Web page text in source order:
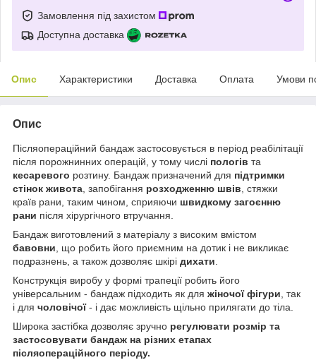
Замовлення під захистом
Доступна доставка
Опис Характеристики Доставка Оплата Умови
Опис
Післяопераційний бандаж застосовується в період реабілітації
після порожнинних операцій, у тому числі пологів та
кесаревого розтину. Бандаж призначений для підтримки
стінок живота , запобігання розходженню швів , стяжки
країв рани, таким чином, сприяючи швидкому загоєнню
рани після хірургічного втручання.
Бандаж виготовлений з матеріалу з високим вмістом
бавовни , що робить його приємним на дотик і не викликає
подразнень, а також дозволяє шкірі дихати
Конструкція виробу у формі трапеції робить його
універсальним - бандаж підходить як для жіночої фігури , так
і для чоловічої- і дає можливість щільно прилягати до тіла.
Широка застібка дозволяє зручно регулювати розмір та
застосовувати бандаж на різних етапах
післяопераційного періоду.